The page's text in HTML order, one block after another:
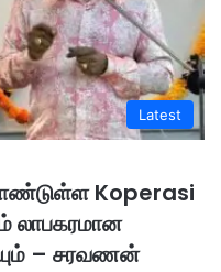
Latest
Koperasi
லாபகரமான
– சரவணன்